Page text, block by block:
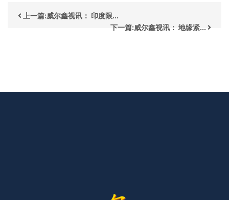
上一篇:威尔鑫视讯： 印度限...
下一篇:威尔鑫视讯： 地缘紧...